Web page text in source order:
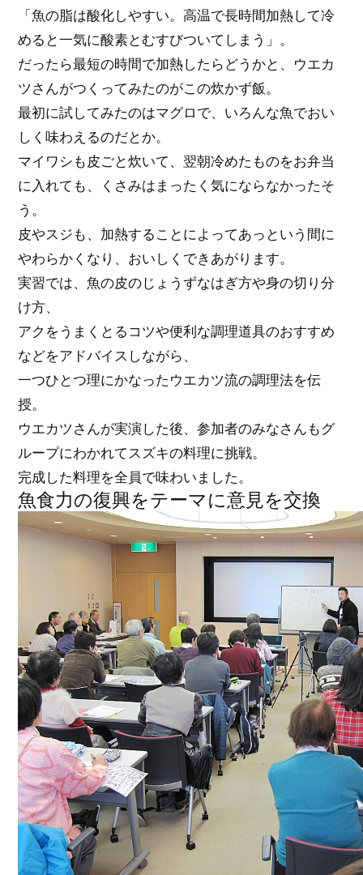
「魚の脂は酸化しやすい。高温で長時間加熱して冷
めると一気に酸素とむすびついてしまう」。
だったら最短の時間で加熱したらどうかと、ウエカ
ツさんがつくってみたのがこの炊かず飯。
最初に試してみたのはマグロで、いろんな魚でおい
しく味わえるのだとか。
マイワシも皮ごと炊いて、翌朝冷めたものをお弁当
に入れても、くさみはまったく気にならなかったそ
う。
皮やスジも、加熱することによってあっという間に
やわらかくなり、おいしくできあがります。
実習では、魚の皮のじょうずなはぎ方や身の切り分
け方、
アクをうまくとるコツや便利な調理道具のおすすめ
などをアドバイスしながら、
一つひとつ理にかなったウエカツ流の調理法を伝
授。
ウエカツさんが実演した後、参加者のみなさんもグ
ループにわかれてスズキの料理に挑戦。
完成した料理を全員で味わいました。
魚食力の復興をテーマに意見を交換